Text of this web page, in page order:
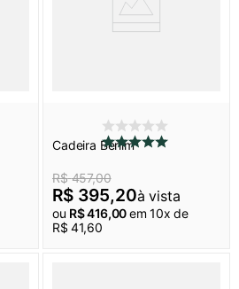
Cadeira Berlim
R$ 457,00
R$ 395,20à vista
ou R$416,00em10x de
R$ 41,60